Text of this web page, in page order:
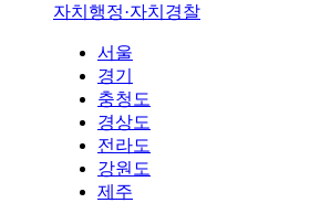
자치행정·자치경찰
서울
경기
충청도
경상도
전라도
강원도
제주